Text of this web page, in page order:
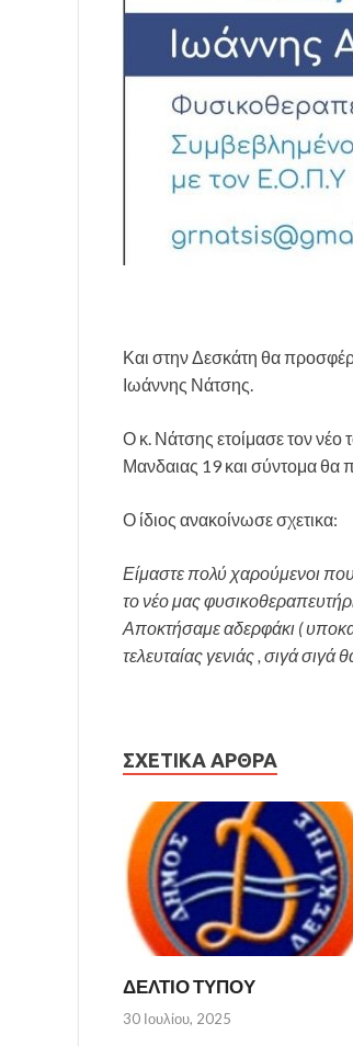
Και στην Δεσκάτη θα
Ιωάννης Νάτσης.
Ο κ. Νάτσης ετοίμασε τον
Μανδαιας 19 και σύντομα θα
Ο ίδιος ανακοίνωσε σχετικα:
Είμαστε πολύ χαρούμενοι που
το νέο μας
Αποκτήσαμε αδερφάκι (
τελευταίας γενιάς , σιγά
ΣΧΕΤΙΚΆ ΆΡΘΡΑ
ΔΕΛΤΙΟ ΤΥΠΟΥ
30 Ιουλίου, 2025